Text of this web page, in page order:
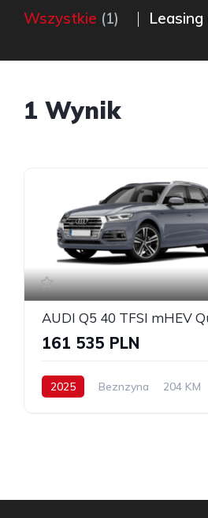
Wszystkie (1) Leasing
1 Wynik
161 535 PLN
2025 Beznzyna 204 KM